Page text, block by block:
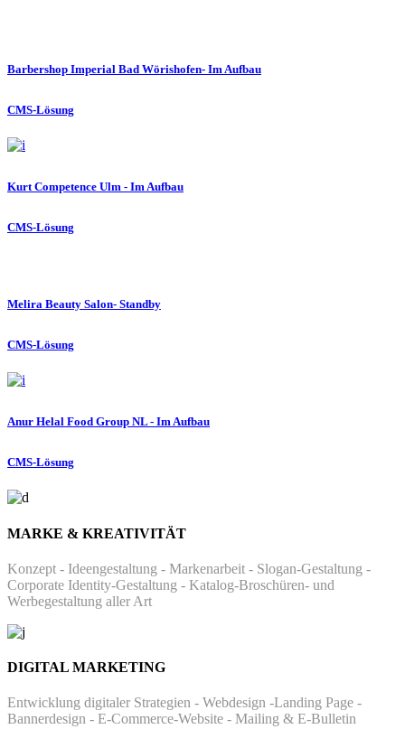
Barbershop Imperial Bad Wörishofen- Im Aufbau
CMS-Lösung
Kurt Competence Ulm - Im Aufbau
CMS-Lösung
Melira Beauty Salon- Standby
CMS-Lösung
Anur Helal Food Group NL - Im Aufbau
CMS-Lösung
MARKE & KREATIVITÄT
Konzept - Ideengestaltung - Markenarbeit - Slogan-Gestaltung -
Corporate Identity-Gestaltung - Katalog-Broschüren- und
Werbegestaltung aller Art
DIGITAL MARKETING
Entwicklung digitaler Strategien - Webdesign -Landing Page -
Bannerdesign - E-Commerce-Website - Mailing & E-Bulletin